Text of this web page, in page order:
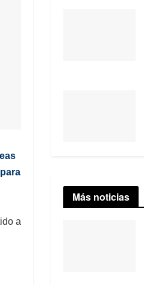
a
Más noticias